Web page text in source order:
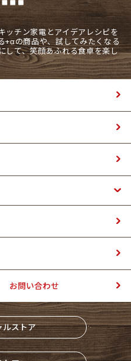
ッチン家電とアイデアレシピを
+αの商品や、試してみたくなる
して、笑顔あふれる食卓を楽し
お問い合わせ
ルストア